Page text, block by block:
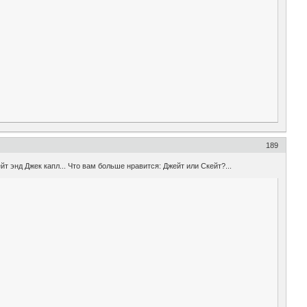
189
Джек капл... Что вам больше нравится: Джейт или Скейт?...